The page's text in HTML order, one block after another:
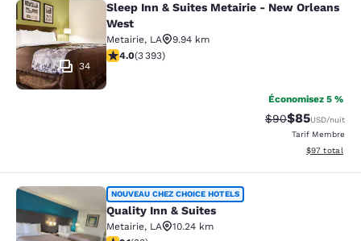
Sleep Inn & Suites Metairie - New
34
Sleep Inn & Suites Metairie - New Orleans
West
Metairie, LA
9.94 km
4.01 étoiles. Très Bien. 3393 commentaires
4.0(3 393)
Économisez 5 %
Tarif barré :
$90Tarif réduit :
$85USD/nuit
Tarif Membre
Afficher les
$97 total
Quality Inn & Suites
NOUVEAU CHEZ CHOICE HOTELS
Quality Inn & Suites
Metairie, LA
10.24 km